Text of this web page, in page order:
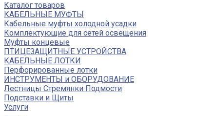
Каталог товаров
КАБЕЛЬНЫЕ МУФТЫ
Кабельные муфты холодной усадки
Комплектующие для сетей освещения
Муфты концевые
ПТИЦЕЗАЩИТНЫЕ УСТРОЙСТВА
КАБЕЛЬНЫЕ ЛОТКИ
Перфорированные лотки
ИНСТРУМЕНТЫ и ОБОРУДОВАНИЕ
Лестницы Стремянки Подмости
Подставки и Щиты
Услуги